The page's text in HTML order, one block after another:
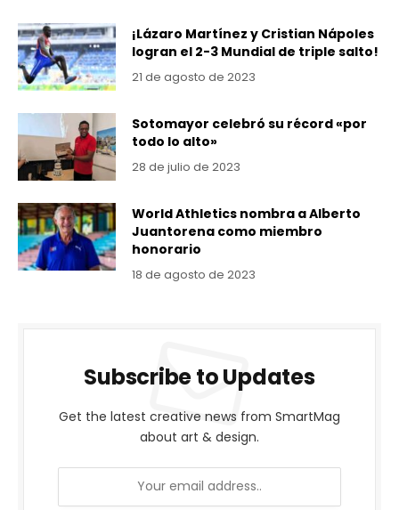
¡Lázaro Martínez y Cristian Nápoles
logran el 2-3 Mundial de triple salto!
21 de agosto de 2023
Sotomayor celebró su récord «por
todo lo alto»
28 de julio de 2023
World Athletics nombra a Alberto
Juantorena como miembro
honorario
18 de agosto de 2023
Subscribe to Updates
Get the latest creative news from SmartMag
about art & design.